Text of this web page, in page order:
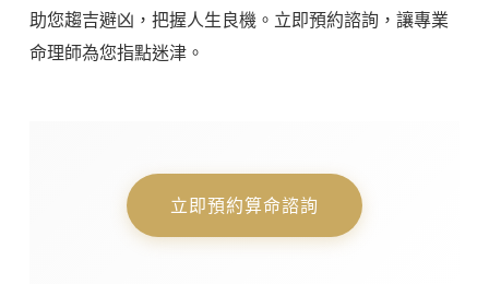
助您趨吉避凶，把握人生良機。立即預約諮詢，讓專業
命理師為您指點迷津。
立即預約算命諮詢